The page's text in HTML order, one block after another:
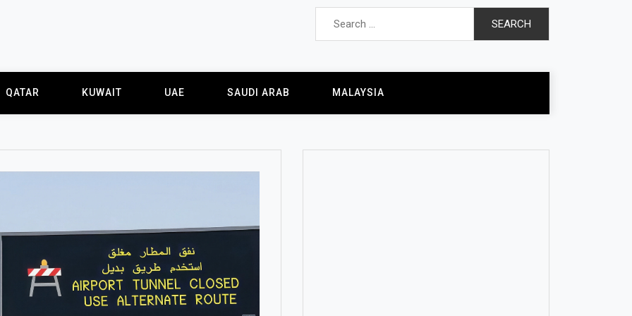
Search
QATAR KUWAIT UAE SAUDI ARAB MALAYSIA